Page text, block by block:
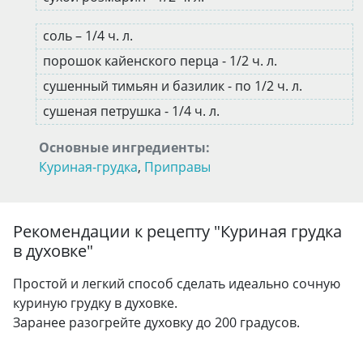
соль – 1/4 ч. л.
порошок кайенского перца - 1/2 ч. л.
сушенный тимьян и базилик - по 1/2 ч. л.
сушеная петрушка - 1/4 ч. л.
Основные ингредиенты:
Куриная-грудка, Приправы
Рекомендации к рецепту "Куриная грудка
в духовке"
Простой и легкий способ сделать идеально сочную
куриную грудку в духовке.
Заранее разогрейте духовку до 200 градусов.